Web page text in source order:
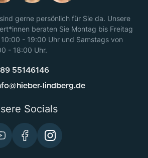
gerne persönlich für Sie da. Unsere
beraten Sie Montag bis Freitag
- 19:00 Uhr und Samstags von
- 18:00 Uhr.
55146146
lindberg.de
Socials